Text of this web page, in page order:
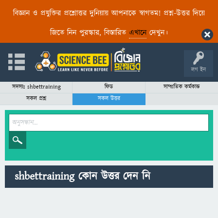
বিজ্ঞান ও প্রযুক্তির প্রশ্নোত্তর দুনিয়ায় আপনাকে স্বাগতম! প্রশ্ন-উত্তর দিয়ে
জিতে নিন পুরস্কার, বিস্তারিত এখানেদেখুন।
লগ ইন
সদস্যঃ shbettraining ফিড
সাম্প্রতিক কর্মকান্ড
সকল প্রশ্ন
সকল উত্তর
shbettraining কোন উত্তর দেন নি